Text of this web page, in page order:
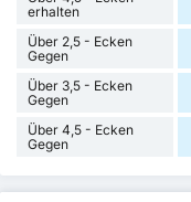
erhalten
Über 2,5 - Ecken
Gegen
Über 3,5 - Ecken
Gegen
Über 4,5 - Ecken
Gegen